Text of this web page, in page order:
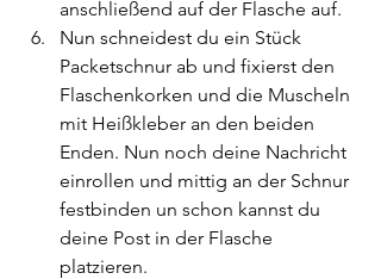
anschließend auf der Flasche auf.
Nun schneidest du ein Stück
Packetschnur ab und fixierst den
Flaschenkorken und die Muscheln
mit Heißkleber an den beiden
Enden. Nun noch deine Nachricht
einrollen und mittig an der Schnur
festbinden un schon kannst du
deine Post in der Flasche
platzieren.